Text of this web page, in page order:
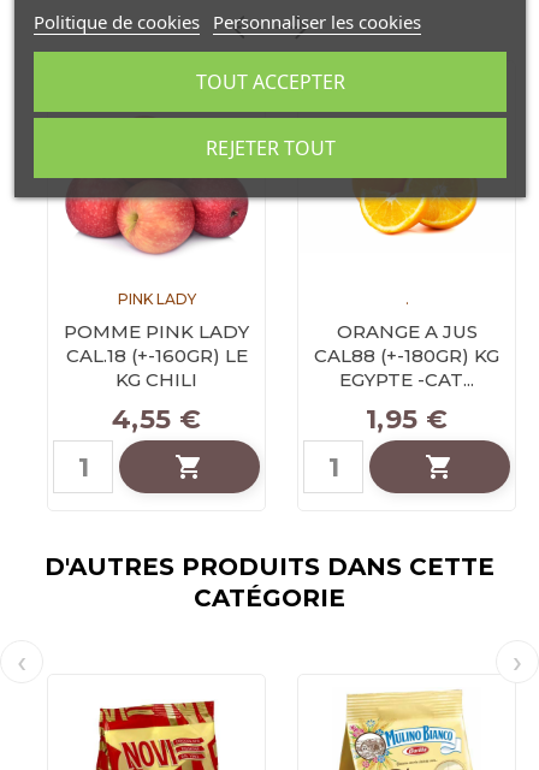
PINK LADY
POMME PINK LADY
CAL.18 (+-160GR) LE
KG CHILI
Prix
4,55 €

.
ORANGE A JUS
CAL88 (+-180GR) KG
EGYPTE -CAT...
Prix
1,95 €

D'AUTRES PRODUITS DANS CETTE
CATÉGORIE
Politique de cookies Personnaliser les cookies
REJETER TOUT
TOUT ACCEPTER